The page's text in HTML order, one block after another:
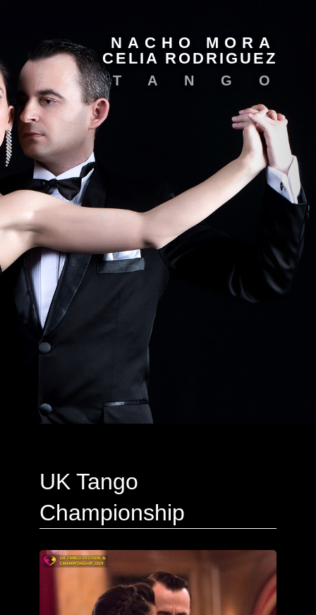
NACHO MORA
CELIA RODRIGUEZ
TANGO
UK Tango
Championship